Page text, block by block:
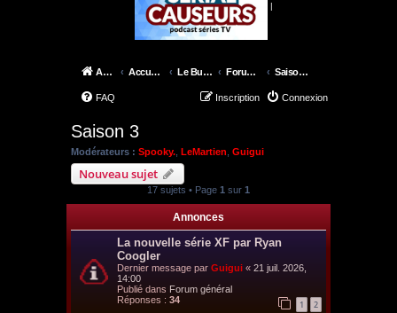
|
Accueil Accueil du forum Le Bureau des X-Files Forum épisodes Saison 3
FAQ Connexion
Inscription
Saison 3
Modérateurs : Spooky. LeMartien Guigui
Nouveau sujet
17 sujets • Page 1 sur 1
Annonces
La nouvelle série XF par Ryan
Coogler
Dernier message par Guigui « 21 juil. 2026,
14:00
Publié dans Forum général
Réponses : 34 1 2